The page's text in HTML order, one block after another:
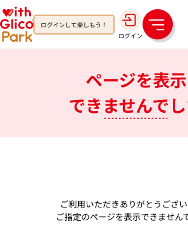
ログインして楽しもう！
ログイン
メ
ニ
ページを表示
できませんで
ご利用いただきありがとうござい
ご指定のページを表示できません